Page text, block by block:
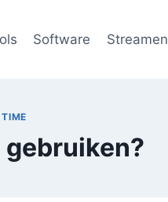
Software Streamen
gebruiken?